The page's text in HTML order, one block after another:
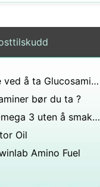
Hva er farene ved å ta Glucosamine chondroitin
bør du ta ?
Hvordan ta Omega 3 uten å smake eller Burping Fish Oil
Oil
Amino Fuel